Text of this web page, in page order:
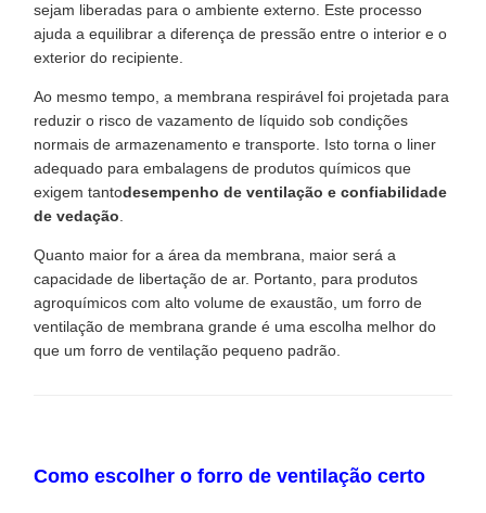
sejam liberadas para o ambiente externo. Este processo
ajuda a equilibrar a diferença de pressão entre o interior e o
exterior do recipiente.
Ao mesmo tempo, a membrana respirável foi projetada para
reduzir o risco de vazamento de líquido sob condições
normais de armazenamento e transporte. Isto torna o liner
adequado para embalagens de produtos químicos que
exigem tantodesempenho de ventilação e confiabilidade
de vedação.
Quanto maior for a área da membrana, maior será a
capacidade de libertação de ar. Portanto, para produtos
agroquímicos com alto volume de exaustão, um forro de
ventilação de membrana grande é uma escolha melhor do
que um forro de ventilação pequeno padrão.
Como escolher o forro de ventilação certo